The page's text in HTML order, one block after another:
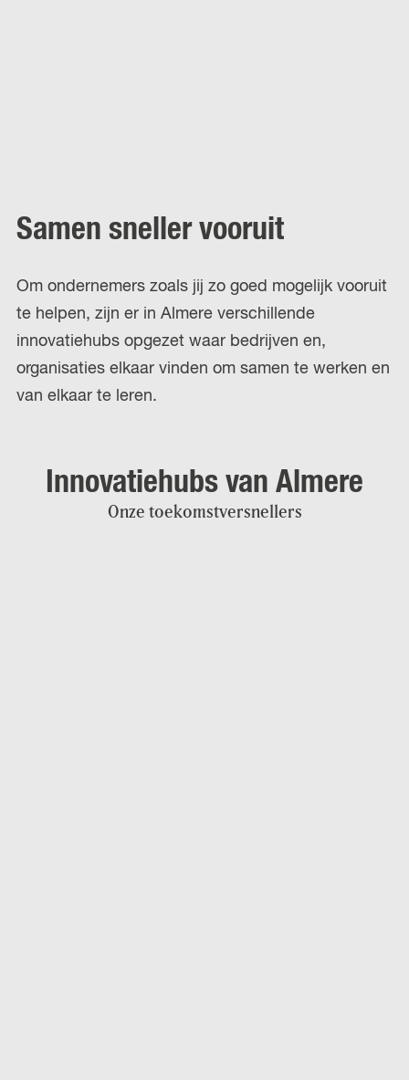
Samen sneller vooruit
Om ondernemers zoals jij zo goed mogelijk vooruit
te helpen, zijn er in Almere verschillende
innovatiehubs opgezet waar bedrijven en,
organisaties elkaar vinden om samen te werken en
van elkaar te leren.
Innovatiehubs van Almere
Onze toekomstversnellers